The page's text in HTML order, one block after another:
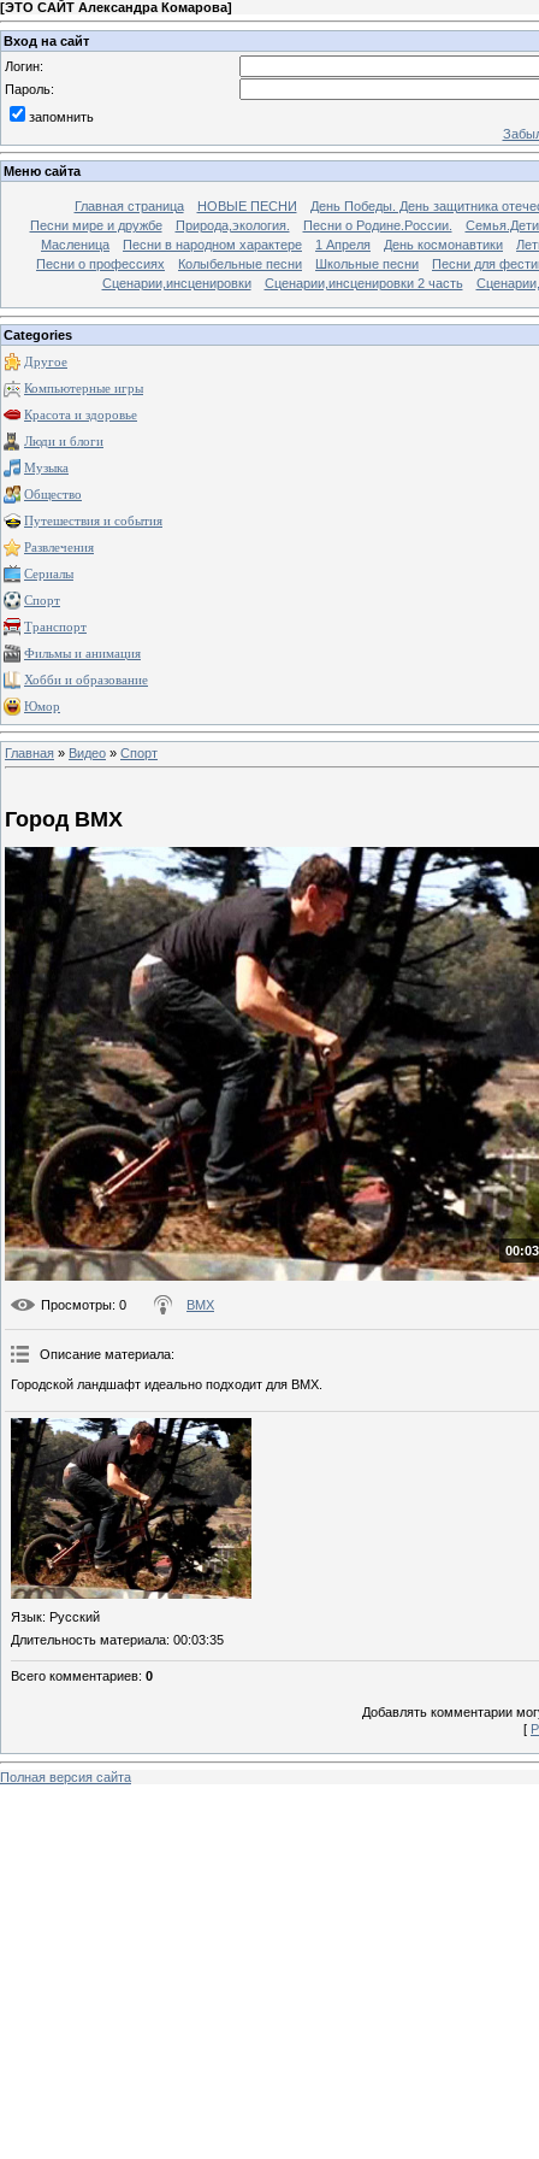
[ЭТО САЙТ Александра Комарова]
Вход на сайт
Логин:
Пароль:
запомнить
Меню сайта
Главная страница НОВЫЕ ПЕСНИ
День Победы. День защитника
Песни мире и дружбе
Природа,экология. Песни о Родине.России.
Масленица
Песни в народном характере 1 Апреля День космонавтики
Песни о профессиях
Колыбельные песни Школьные песни
Песни для
Сценарии,инсценировки
Сценарии,инсценировки 2 часть
Categories
Другое
Компьютерные игры
Красота и здоровье
Люди и блоги
Музыка
Общество
Путешествия и события
Развлечения
Сериалы
Спорт
Транспорт
Фильмы и анимация
Хобби и образование
Юмор
Главная » Видео » Спорт
Город BMX
Просмотры: 0 BMX
Описание материала:
Городской ландшафт идеально подходит для BMX.
Язык: Русский
Длительность материала: 00:03:35
Всего комментариев: 0
Добавлять комментарии
[
Полная версия сайта